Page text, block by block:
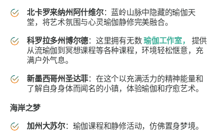
北卡罗来纳州阿什维尔：蓝岭山脉中隐藏的瑜伽天
堂，将艺术氛围与心灵瑜伽静修完美融合。
科罗拉多州博尔德：这里拥有无数瑜伽工作室，
提供
从流瑜伽到冥想课程等各种课程，环境轻松惬意，充
满户外气息。
新墨西哥州圣达菲：在这个以充满活力的精神能量和
了解自身身体而闻名的小镇，体验瑜伽和疗愈艺术。
海岸之梦
加州大苏尔：瑜伽课程和静修活动，仿佛置身梦境。